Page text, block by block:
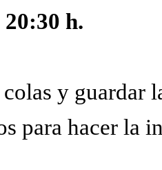
20:30 h.
y guardar
para hacer la